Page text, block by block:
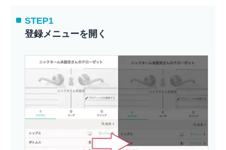
STEP1
登録メニューを開く